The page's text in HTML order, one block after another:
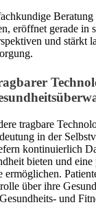
eröffnet gerade in
und stärkt
tragbare
in der
kontinuierlich
bieten und eine
ermöglichen.
über ihre
und